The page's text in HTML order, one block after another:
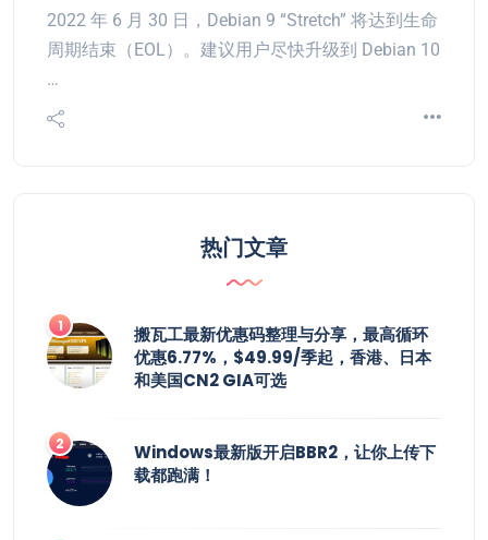
2022 年 6 月 30 日，Debian 9 “Stretch” 将达到生命
周期结束（EOL）。建议用户尽快升级到 Debian 10
…
热门文章
搬瓦工最新优惠码整理与分享，最高循环
优惠6.77%，$49.99/季起，香港、日本
和美国CN2 GIA可选
Windows最新版开启BBR2，让你上传下
载都跑满！